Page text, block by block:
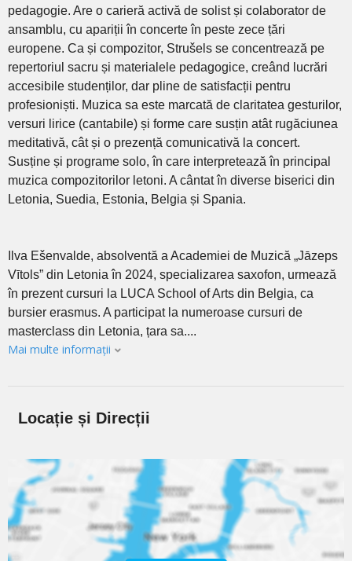
pedagogie. Are o carieră activă de solist și colaborator de
ansamblu, cu apariții în concerte în peste zece țări
europene. Ca și compozitor, Strušels se concentrează pe
repertoriul sacru și materialele pedagogice, creând lucrări
accesibile studenților, dar pline de satisfacții pentru
profesioniști. Muzica sa este marcată de claritatea gesturilor,
versuri lirice (cantabile) și forme care susțin atât rugăciunea
meditativă, cât și o prezență comunicativă la concert.
Susține și programe solo, în care interpretează în principal
muzica compozitorilor letoni. A cântat în diverse biserici din
Letonia, Suedia, Estonia, Belgia și Spania.
Ilva Ešenvalde, absolventă a Academiei de Muzică „Jāzeps
Vītols” din Letonia în 2024, specializarea saxofon, urmează
în prezent cursuri la LUCA School of Arts din Belgia, ca
bursier erasmus. A participat la numeroase cursuri de
masterclass din Letonia, țara sa....
Mai multe informații
Locație și Direcții